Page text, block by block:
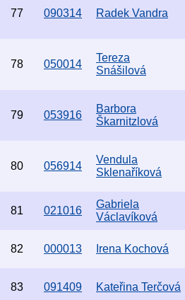
77 090314 Radek Vandra
78 050014
Tereza
Snášilová
79 053916
Barbora
Škarnitzlová
80 056914
Vendula
Sklenaříková
81 021016
Gabriela
Václavíková
82 000013 Irena Kochová
83 091409 Kateřina Terčová